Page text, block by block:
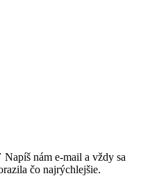
nám e-mail a vždy sa
čo najrýchlejšie.